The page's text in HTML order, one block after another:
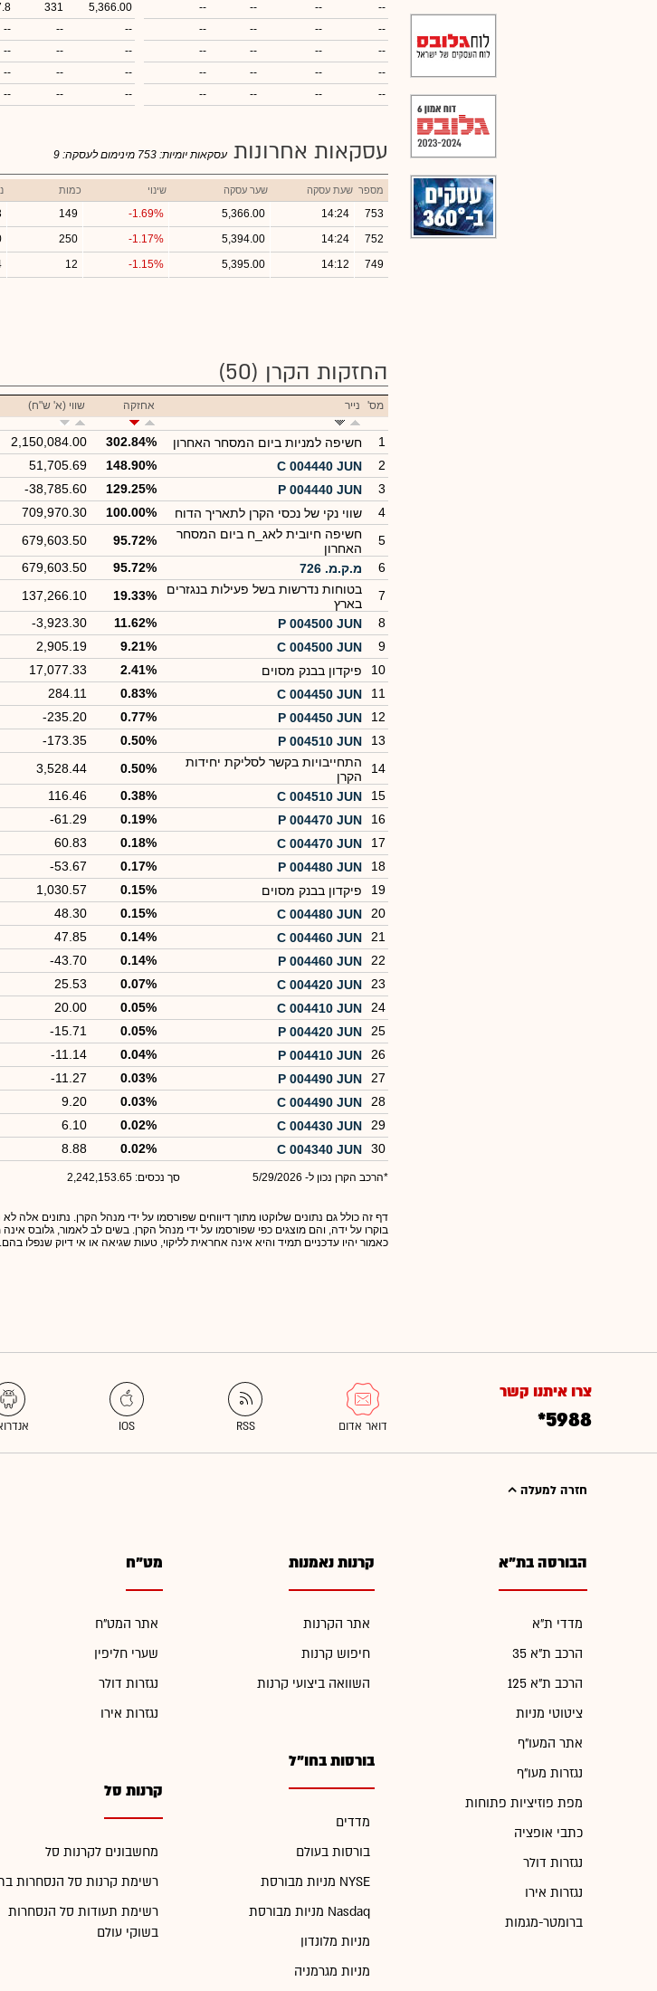
--
--
--
--
--
--
--
--
--
--
--
--
--
--
--
--
--
--
--
--
5,366.00
331
--
--
--
--
--
--
--
--
--
--
--
--
עסקאות אחרונות עסקאות יומיות: 753 מינימום לעסקה: 9
מספר שעת עסקה שער עסקה שינוי כמות
753
14:24
5,366.00
-1.69%
149
752
14:24
5,394.00
-1.17%
250
749
14:12
5,395.00
-1.15%
12
החזקות הקרן (50)
מס' נייר אחזקה שווי (א' ש"ח)
1 חשיפה למניות ביום המסחר האחרון 302.84%
2,150,084.00
2
C 004440 JUN
148.90%
51,705.69
3
P 004440 JUN
129.25%
-38,785.60
4
שווי נקי של נכסי הקרן לתאריך הדוח 100.00%
709,970.30
5
חשיפה חיובית לאג_ח ביום המסחר
האחרון
95.72%
679,603.50
6
מ.ק.מ. 726 95.72%
679,603.50
7
בטוחות נדרשות בשל פעילות בנגזרים
בארץ
19.33%
137,266.10
8
P 004500 JUN
11.62%
-3,923.30
9
C 004500 JUN
9.21%
2,905.19
10
פיקדון בבנק מסוים 2.41%
17,077.33
11
C 004450 JUN
0.83%
284.11
12
P 004450 JUN
0.77%
-235.20
13
P 004510 JUN
0.50%
-173.35
14
התחייבויות בקשר לסליקת יחידות
הקרן
0.50%
3,528.44
15
C 004510 JUN
0.38%
116.46
16
P 004470 JUN
0.19%
-61.29
17
C 004470 JUN
0.18%
60.83
18
P 004480 JUN
0.17%
-53.67
19
פיקדון בבנק מסוים 0.15%
1,030.57
20
C 004480 JUN
0.15%
48.30
21
C 004460 JUN
0.14%
47.85
22
P 004460 JUN
0.14%
-43.70
23
C 004420 JUN
0.07%
25.53
24
C 004410 JUN
0.05%
20.00
25
P 004420 JUN
0.05%
-15.71
26
P 004410 JUN
0.04%
-11.14
27
P 004490 JUN
0.03%
-11.27
28
C 004490 JUN
0.03%
9.20
29
C 004430 JUN
0.02%
6.10
30
C 004340 JUN
0.02%
8.88
*הרכב הקרן נכון ל- 5/29/2026 סך נכסים: 2,242,153.65
דף זה כולל גם נתונים שלוקטו מתוך דיווחים שפורסמו על ידי מנהל הקרן. נתונים אלה לא
בוקרו על ידה, והם מוצגים כפי שפורסמו על ידי מנהל הקרן. בשים לב לאמור, גלובס
כאמור יהיו עדכניים תמיד והיא אינה אחראית לליקוי, טעות שגיאה או אי דיוק שנפלו בהם.
צרו איתנו קשר
*5988
חזרה למעלה
הבורסה בת"א
מדדי ת"א
הרכב ת"א 35
הרכב ת"א 125
ציטוטי מניות
אתר המעו"ף
נגזרות מעו"ף
מפת פוזיציות פתוחות
כתבי אופציה
נגזרות דולר
נגזרות אירו
ברומטר-מגמות
קרנות נאמנות
אתר הקרנות
חיפוש קרנות
השוואה ביצועי קרנות
בורסות בחו"ל
מדדים
בורסות בעולם
מניות מבורסת NYSE
מניות מבורסת Nasdaq
מניות מלונדון
מניות מגרמניה
מט"ח
אתר המט"ח
שערי חליפין
נגזרות דולר
נגזרות אירו
קרנות סל
מחשבונים לקרנות סל
רשימת קרנות סל הנסחרות
רשימת תעודות סל הנסחרות
בשוקי עולם